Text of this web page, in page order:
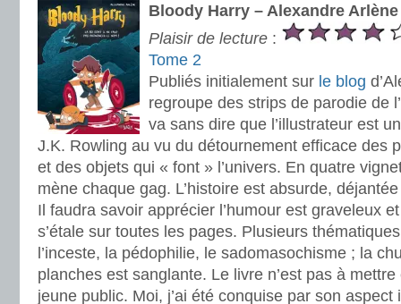
Bloody Harry – Alexandre Arlène
Plaisir de lecture :
Tome 2
Publiés initialement sur le blog
regroupe des strips de parodie de
va sans dire que l’illustrateur est
J.K. Rowling au vu du détournement efficace des
et des objets qui « font » l’univers. En quatre
mène chaque gag. L’histoire est absurde,
Il faudra savoir apprécier l’humour est graveleux
s’étale sur toutes les pages. Plusieurs
l’inceste, la pédophilie, le sadomasochisme ; la
planches est sanglante. Le livre n’est pas à
jeune public. Moi, j’ai été conquise par son